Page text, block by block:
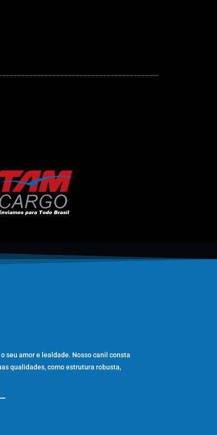
seu amor e lealdade. Nosso canil consta
qualidades, como estrutura robusta,